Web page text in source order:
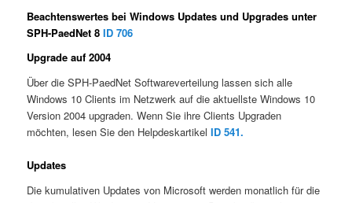
Beachtenswertes bei Windows Updates und Upgrades unter
SPH-PaedNet 8ID 706
Upgrade auf 2004
Über die SPH-PaedNet Softwareverteilung lassen sich alle
Windows 10 Clients im Netzwerk auf die aktuellste Windows 10
Version 2004 upgraden. Wenn Sie ihre Clients Upgraden
möchten, lesen Sie den Helpdeskartikel ID 541.
Updates
Die kumulativen Updates von Microsoft werden monatlich für die